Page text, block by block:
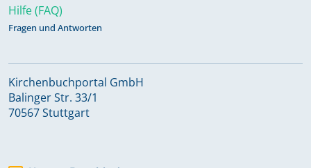
Hilfe (FAQ)
Fragen und Antworten
Kirchenbuchportal GmbH
Balinger Str. 33/1
70567 Stuttgart